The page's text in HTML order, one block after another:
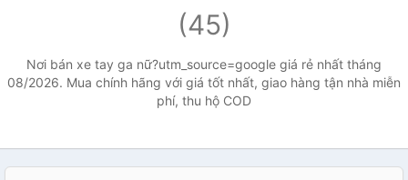
(45)
Nơi bán xe tay ga nữ?utm_source=google giá rẻ nhất tháng
08/2026. Mua chính hãng với giá tốt nhất, giao hàng tận nhà miễn
phí, thu hộ COD